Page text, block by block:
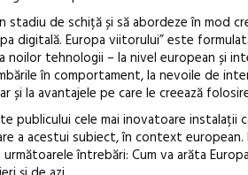
de schiță și să abordeze în mod
digitală. Europa viitorului” este
tehnologii – la nivel european și
în comportament, la nevoile de
și la avantajele pe care le creează
publicului cele mai inovatoare instalații
a acestui subiect, în context european.
întrebări: Cum va arăta